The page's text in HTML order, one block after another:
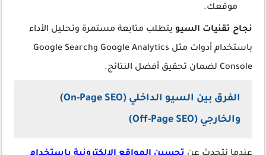
موقعك.
نجاح تقنيات السيو يتطلب متابعة مستمرة وتحليل الأداء
باستخدام أدوات مثل Google Analytics وGoogle Search
Console لضمان تحقيق أفضل النتائج.
الفرق بين السيو الداخلي (On-Page SEO)
والخارجي (Off-Page SEO)